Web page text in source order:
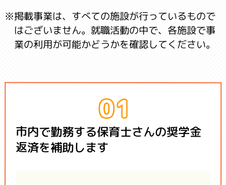
※掲載事業は、すべての施設が行っているもので
はございません。就職活動の中で、各施設で事
業の利用が可能かどうかを確認してください。
市内で勤務する保育士さんの奨学金
返済を補助します